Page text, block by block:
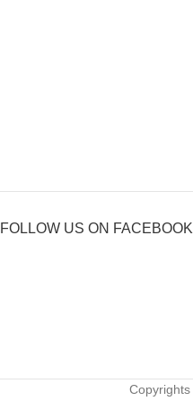
FOLLOW US ON FACEBOOK
Copyrights